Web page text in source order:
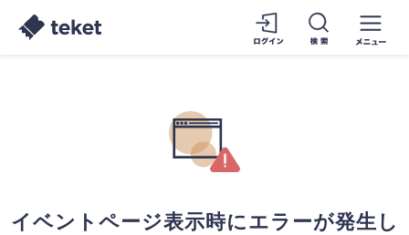
イベントページ表示時にエラーが発生し